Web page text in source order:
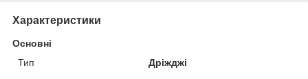
Характеристики
Основні
Тип
Дріжджі